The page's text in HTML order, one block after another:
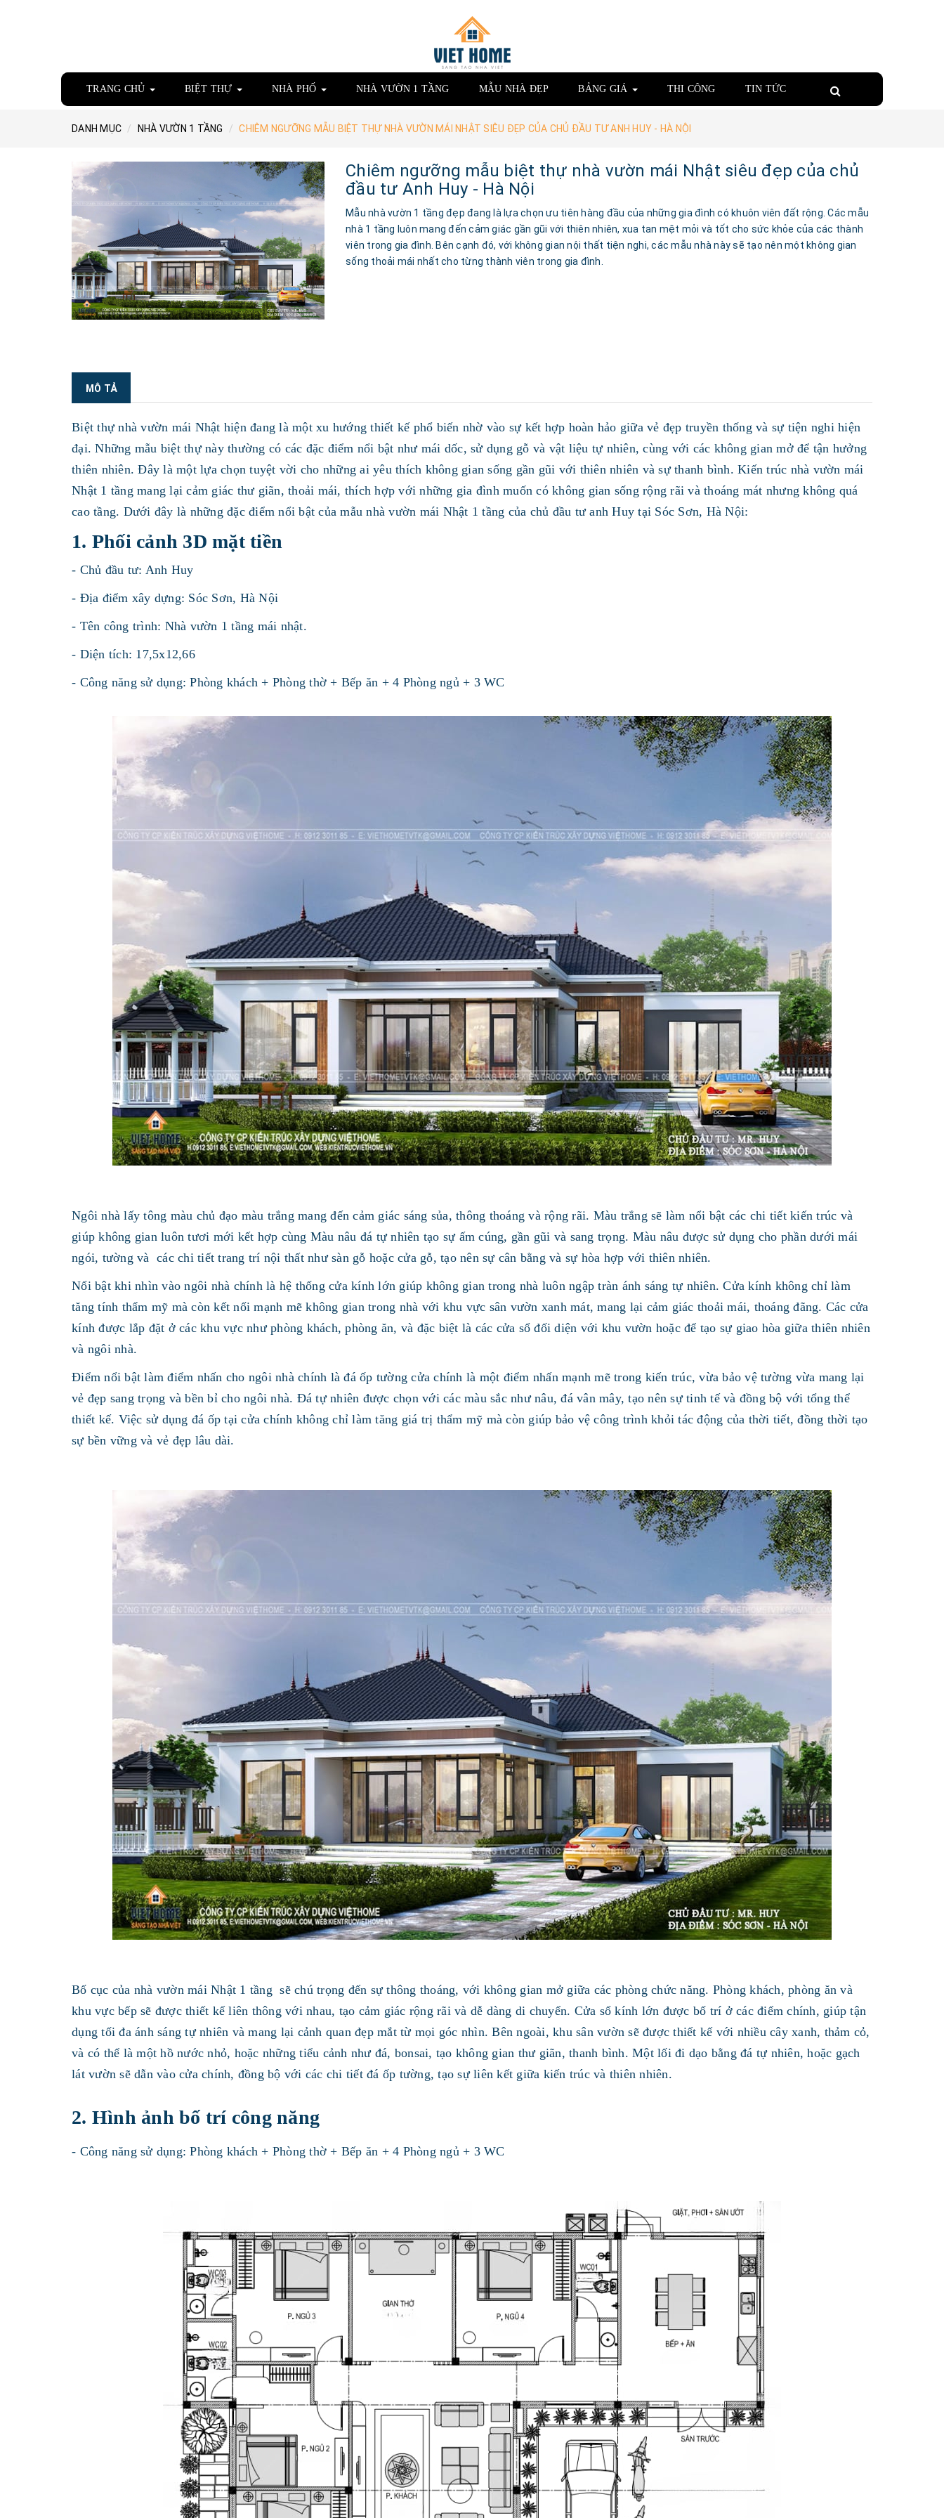
TRANG CHỦ BIỆT THỰ NHÀ PHỐ NHÀ VƯỜN 1 TẦNG MẪU NHÀ ĐẸP BẢNG GIÁ THI CÔNG TIN TỨC
DANH MỤC NHÀ VƯỜN 1 TẦNG CHIÊM NGƯỠNG MẪU BIỆT THỰ NHÀ VƯỜN MÁI NHẬT SIÊU ĐẸP CỦA CHỦ ĐẦU TƯ ANH HUY - HÀ NỘI
Chiêm ngưỡng mẫu biệt thự nhà vườn mái Nhật siêu đẹp của chủ
đầu tư Anh Huy - Hà Nội
Mẫu nhà vườn 1 tầng đẹp đang là lựa chọn ưu tiên hàng đầu của những gia đình có khuôn viên đất rộng. Các mẫu
nhà 1 tầng luôn mang đến cảm giác gần gũi với thiên nhiên, xua tan mệt mỏi và tốt cho sức khỏe của các thành
viên trong gia đình. Bên cạnh đó, với không gian nội thất tiện nghi, các mẫu nhà này sẽ tạo nên một không gian
sống thoải mái nhất cho từng thành viên trong gia đình.
MÔ TẢ
Biệt thự nhà vườn mái Nhật hiện đang là một xu hướng thiết kế phổ biến nhờ vào sự kết hợp hoàn hảo giữa vẻ đẹp truyền thống và sự tiện nghi hiện
đại. Những mẫu biệt thự này thường có các đặc điểm nổi bật như mái dốc, sử dụng gỗ và vật liệu tự nhiên, cùng với các không gian mở để tận hưởng
thiên nhiên. Đây là một lựa chọn tuyệt vời cho những ai yêu thích không gian sống gần gũi với thiên nhiên và sự thanh bình. Kiến trúc nhà vườn mái
Nhật 1 tầng mang lại cảm giác thư giãn, thoải mái, thích hợp với những gia đình muốn có không gian sống rộng rãi và thoáng mát nhưng không quá
cao tầng. Dưới đây là những đặc điểm nổi bật của mẫu nhà vườn mái Nhật 1 tầng của chủ đầu tư anh Huy tại Sóc Sơn, Hà Nội:
1. Phối cảnh 3D mặt tiền
- Chủ đầu tư: Anh Huy
- Địa điểm xây dựng: Sóc Sơn, Hà Nội
- Tên công trình: Nhà vườn 1 tầng mái nhật.
- Diện tích: 17,5x12,66
- Công năng sử dụng: Phòng khách + Phòng thờ + Bếp ăn + 4 Phòng ngủ + 3 WC
Ngôi nhà lấy tông màu chủ đạo màu trắng mang đến cảm giác sáng sủa, thông thoáng và rộng rãi. Màu trắng sẽ làm nổi bật các chi tiết kiến trúc và
giúp không gian luôn tươi mới kết hợp cùng Màu nâu đá tự nhiên tạo sự ấm cúng, gần gũi và sang trọng. Màu nâu được sử dụng cho phần dưới mái
ngói, tường và các chi tiết trang trí nội thất như sàn gỗ hoặc cửa gỗ, tạo nên sự cân bằng và sự hòa hợp với thiên nhiên.
Nổi bật khi nhìn vào ngôi nhà chính là hệ thống cửa kính lớn giúp không gian trong nhà luôn ngập tràn ánh sáng tự nhiên. Cửa kính không chỉ làm
tăng tính thẩm mỹ mà còn kết nối mạnh mẽ không gian trong nhà với khu vực sân vườn xanh mát, mang lại cảm giác thoải mái, thoáng đãng. Các cửa
kính được lắp đặt ở các khu vực như phòng khách, phòng ăn, và đặc biệt là các cửa sổ đối diện với khu vườn hoặc để tạo sự giao hòa giữa thiên nhiên
và ngôi nhà.
Điểm nổi bật làm điểm nhấn cho ngôi nhà chính là đá ốp tường cửa chính là một điểm nhấn mạnh mẽ trong kiến trúc, vừa bảo vệ tường vừa mang lại
vẻ đẹp sang trọng và bền bỉ cho ngôi nhà. Đá tự nhiên được chọn với các màu sắc như nâu, đá vân mây, tạo nên sự tinh tế và đồng bộ với tổng thể
thiết kế. Việc sử dụng đá ốp tại cửa chính không chỉ làm tăng giá trị thẩm mỹ mà còn giúp bảo vệ công trình khỏi tác động của thời tiết, đồng thời tạo
sự bền vững và vẻ đẹp lâu dài.
Bố cục của nhà vườn mái Nhật 1 tầng sẽ chú trọng đến sự thông thoáng, với không gian mở giữa các phòng chức năng. Phòng khách, phòng ăn và
khu vực bếp sẽ được thiết kế liên thông với nhau, tạo cảm giác rộng rãi và dễ dàng di chuyển. Cửa sổ kính lớn được bố trí ở các điểm chính, giúp tận
dụng tối đa ánh sáng tự nhiên và mang lại cảnh quan đẹp mắt từ mọi góc nhìn. Bên ngoài, khu sân vườn sẽ được thiết kế với nhiều cây xanh, thảm cỏ,
và có thể là một hồ nước nhỏ, hoặc những tiểu cảnh như đá, bonsai, tạo không gian thư giãn, thanh bình. Một lối đi dạo bằng đá tự nhiên, hoặc gạch
lát vườn sẽ dẫn vào cửa chính, đồng bộ với các chi tiết đá ốp tường, tạo sự liên kết giữa kiến trúc và thiên nhiên.
2. Hình ảnh bố trí công năng
- Công năng sử dụng: Phòng khách + Phòng thờ + Bếp ăn + 4 Phòng ngủ + 3 WC